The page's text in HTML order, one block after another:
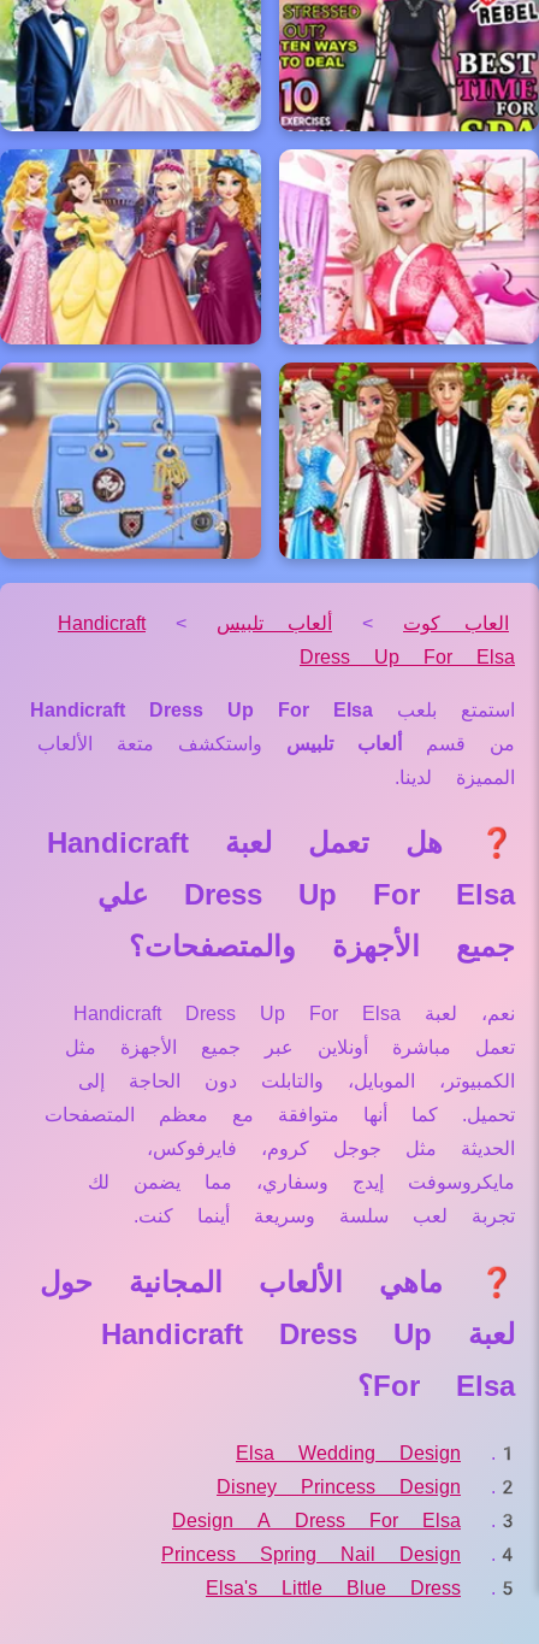
العاب كوت > ألعاب تلبيس >
Handicraft
Dress Up For Elsa
استمتع بلعب Handicraft Dress Up For Elsa
من قسم
ألعاب تلبيس واستكشف متعة الألعاب
المميزة لدينا.
❓ هل تعمل لعبة Handicraft
Dress Up For Elsa علي
جميع الأجهزة والمتصفحات؟
نعم، لعبة Handicraft Dress Up For Elsa
تعمل مباشرة أونلاين عبر جميع الأجهزة مثل
الكمبيوتر، الموبايل، والتابلت دون الحاجة إلى
تحميل. كما أنها متوافقة مع معظم المتصفحات
الحديثة مثل جوجل كروم، فايرفوكس،
مايكروسوفت إيدج وسفاري، مما يضمن لك
تجربة لعب سلسة وسريعة أينما كنت.
❓ ماهي الألعاب المجانية حول
لعبة Handicraft Dress Up
For Elsa؟
Elsa Wedding Design
Disney Princess Design
Design A Dress For Elsa
Princess Spring Nail Design
Elsa's Little Blue Dress